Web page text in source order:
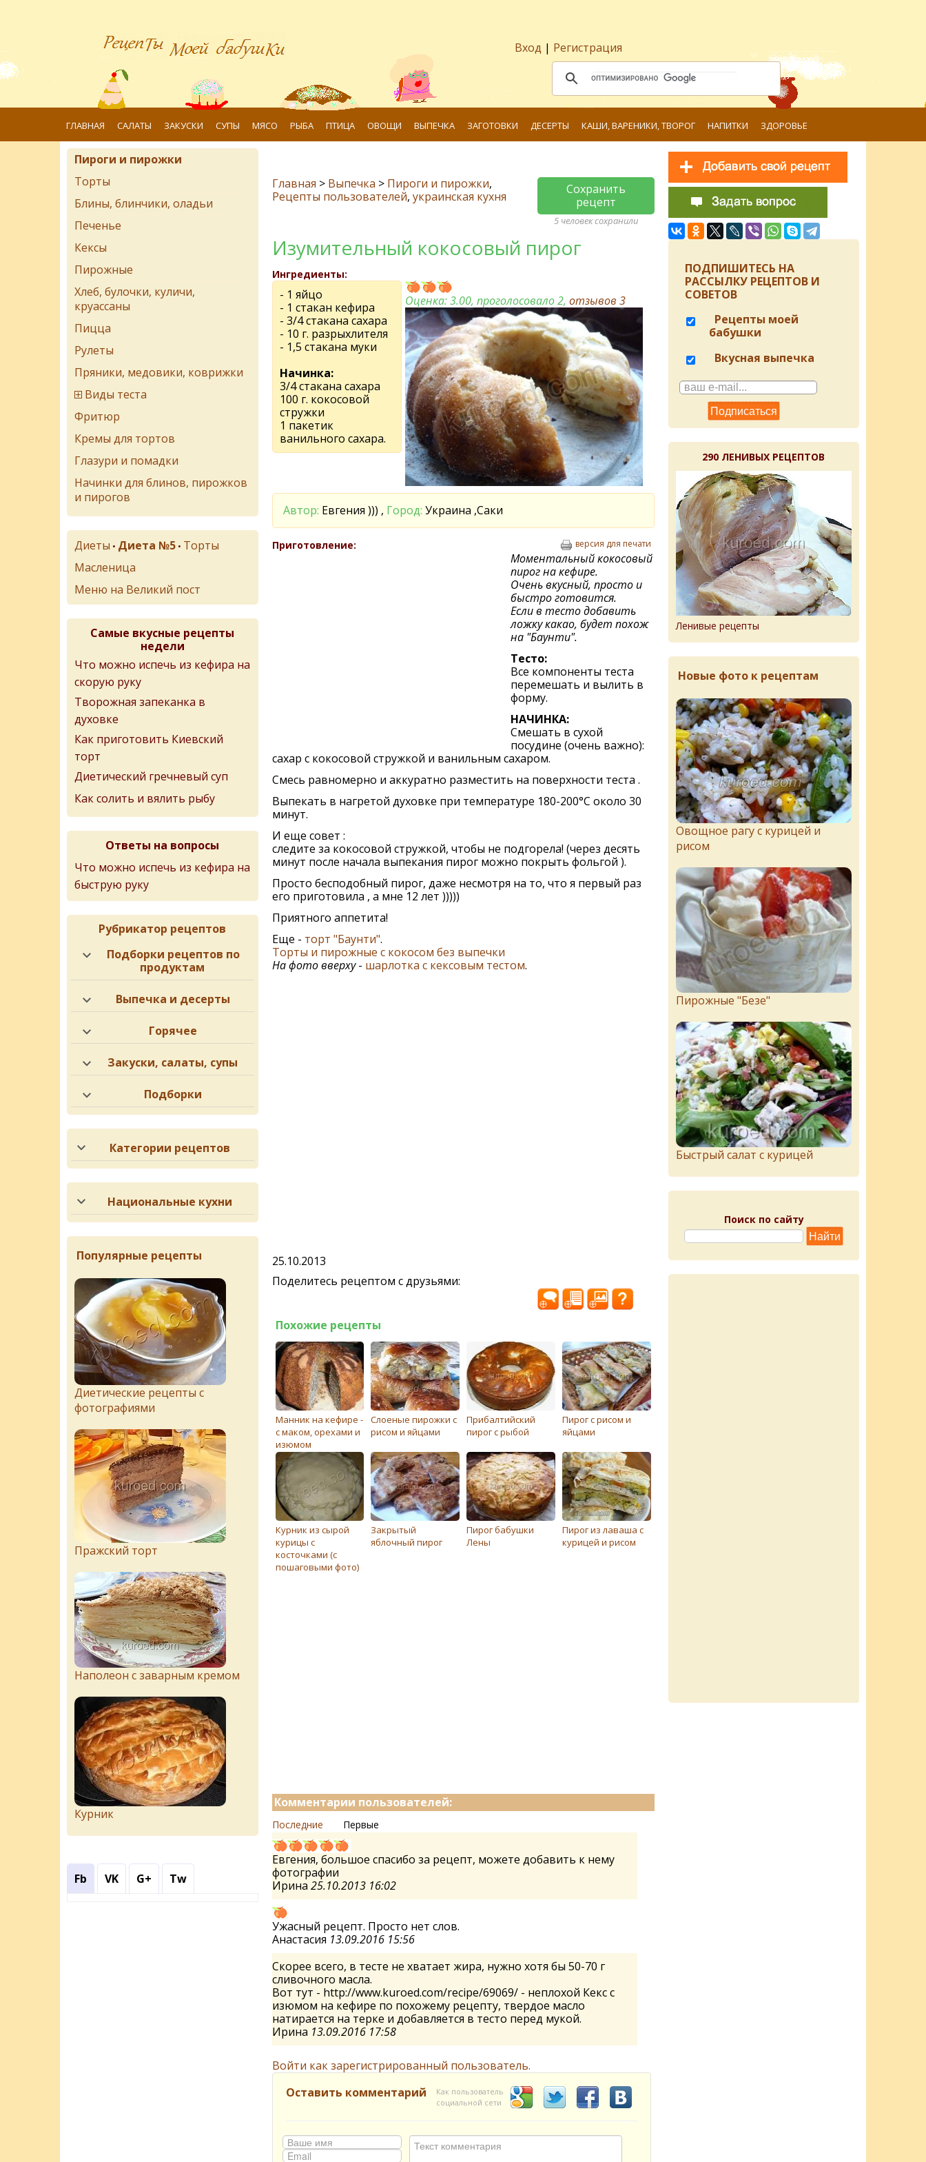
Вход | Регистрация
ГЛАВНАЯ САЛАТЫ ЗАКУСКИ СУПЫ МЯСО РЫБА ПТИЦА ОВОЩИ ВЫПЕЧКА ЗАГОТОВКИ ДЕСЕРТЫ КАШИ, ВАРЕНИКИ, ТВОРОГ НАПИТКИ ЗДОРОВЬЕ
Главная > Выпечка > Пироги и пирожки,
Рецепты пользователей, украинская кухня
Сохранить
рецепт
5 человек сохранили
Изумительный кокосовый пирог
Ингредиенты:
- 1 яйцо
- 1 стакан кефира
- 3/4 стакана сахара
- 10 г. разрыхлителя
- 1,5 стакана муки
Начинка:
3/4 стакана сахара
100 г. кокосовой
стружки
1 пакетик
ванильного сахара.
Оценка:3.00, проголосовало 2,отзывов3
Автор: Евгения ))) , Город: Украина ,Саки
Приготовление: версия для печати
Моментальный кокосовый
пирог на кефире.
Очень вкусный, просто и
быстро готовится.
Если в тесто добавить
ложку какао, будет похож
на "Баунти".
Тесто:
Все компоненты теста
перемешать и вылить в
форму.
НАЧИНКА:
Смешать в сухой
посудине (очень важно):
сахар с кокосовой стружкой и ванильным сахаром.
Смесь равномерно и аккуратно разместить на поверхности теста .
Выпекать в нагретой духовке при температуре 180-200°С около 30
минут.
И еще совет :
следите за кокосовой стружкой, чтобы не подгорела! (через десять
минут после начала выпекания пирог можно покрыть фольгой ).
Просто бесподобный пирог, даже несмотря на то, что я первый раз
его приготовила , а мне 12 лет )))))
Приятного аппетита!
Еще - торт "Баунти".
Торты и пирожные с кокосом без выпечки
На фото вверху- шарлотка с кексовым тестом.
25.10.2013
Поделитесь рецептом с друзьями:
Похожие рецепты
Манник на кефире -
с маком, орехами и
изюмом
Слоеные пирожки с
рисом и яйцами
Прибалтийский
пирог с рыбой
Пирог с рисом и
яйцами
Курник из сырой
курицы с
косточками (с
пошаговыми фото)
Закрытый
яблочный пирог
Пирог бабушки
Лены
Пирог из лаваша с
курицей и рисом
Комментарии пользователей:
Последние Первые
Евгения, большое спасибо за рецепт, можете добавить к нему
фотографии
Ирина 25.10.2013 16:02
Ужасный рецепт. Просто нет слов.
Анастасия 13.09.2016 15:56
Скорее всего, в тесте не хватает жира, нужно хотя бы 50-70 г
сливочного масла.
Вот тут - http://www.kuroed.com/recipe/69069/ - неплохой Кекс с
изюмом на кефире по похожему рецепту, твердое масло
натирается на терке и добавляется в тесто перед мукой.
Ирина 13.09.2016 17:58
Войти как зарегистрированный пользователь.
Оставить комментарий
Как пользователь
социальной сети
Пироги и пирожки
Торты
Блины, блинчики, оладьи
Печенье
Кексы
Пирожные
Хлеб, булочки, куличи,
круассаны
Пицца
Рулеты
Пряники, медовики, коврижки
Виды теста
Фритюр
Кремы для тортов
Глазури и помадки
Начинки для блинов, пирожков
и пирогов
Диеты • Диета №5 • Торты
Масленица
Меню на Великий пост
Самые вкусные рецепты
недели
Что можно испечь из кефира на
скорую руку
Творожная запеканка в
духовке
Как приготовить Киевский
торт
Диетический гречневый суп
Как солить и вялить рыбу
Ответы на вопросы
Что можно испечь из кефира на
быструю руку
Рубрикатор рецептов
Подборки рецептов по
продуктам
Выпечка и десерты
Горячее
Закуски, салаты, супы
Подборки
Категории рецептов
Национальные кухни
Популярные рецепты
Диетические рецепты с
фотографиями
Пражский торт
Наполеон с заварным кремом
Курник
Fb VK G+ Tw
ПОДПИШИТЕСЬ НА
РАССЫЛКУ РЕЦЕПТОВ И
СОВЕТОВ
Рецепты моей
бабушки
Вкусная выпечка
290 ЛЕНИВЫХ РЕЦЕПТОВ
Ленивые рецепты
Новые фото к рецептам
Овощное рагу с курицей и
рисом
Пирожныe "Бeзe"
Быстрый салат с курицей
Поиск по сайту